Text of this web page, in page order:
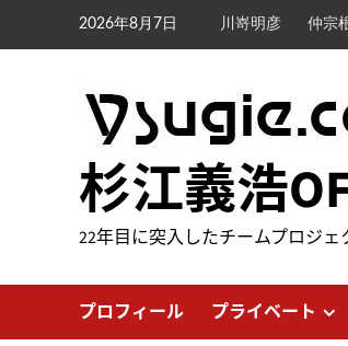
2026年8月7日 川嵜明彦 仲宗
杉江義浩
22年目に突入したチームプロジェ
プロフィール プライベート